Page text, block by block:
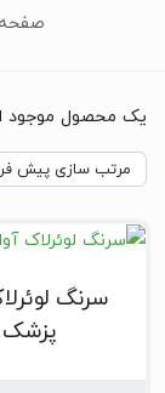
یک محصول
سرنگ
پزشک